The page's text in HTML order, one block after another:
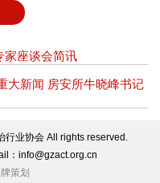
家座谈会简讯
大新闻 房安所牛晓峰书记
业协会 All rights reserved.
：info@gzact.org.cn
策划